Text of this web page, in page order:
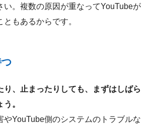
い。複数の原因が重なってYouTubeが
もあるからです。
り、止まったりしても、まずはしばら
。
やYouTube側のシステムのトラブルな